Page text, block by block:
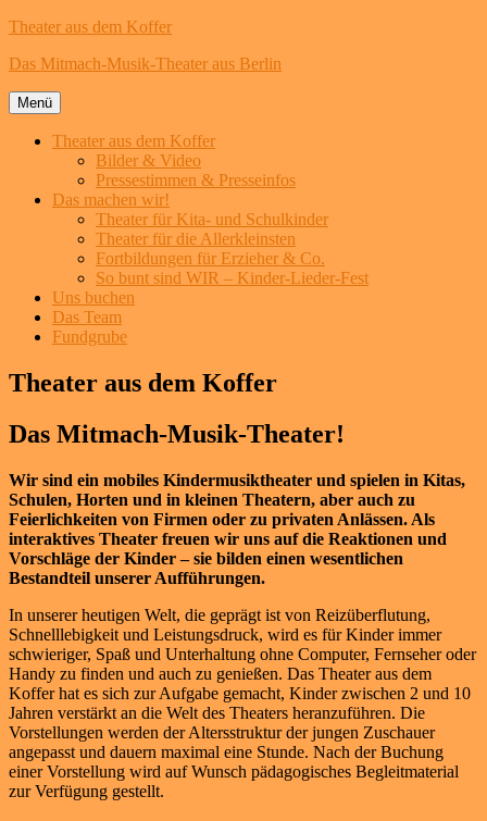
Theater aus dem Koffer
Das Mitmach-Musik-Theater aus Berlin
Menü
Theater aus dem Koffer
Bilder & Video
Pressestimmen & Presseinfos
Das machen wir!
Theater für Kita- und Schulkinder
Theater für die Allerkleinsten
Fortbildungen für Erzieher & Co.
So bunt sind WIR – Kinder-Lieder-Fest
Uns buchen
Das Team
Fundgrube
Zum
Inhalt
Theater aus dem Koffer
Das Mitmach-Musik-Theater!
Wir sind ein mobiles Kindermusiktheater und spielen in Kitas,
Schulen, Horten und in kleinen Theatern, aber auch zu
Feierlichkeiten von Firmen oder zu privaten Anlässen. Als
interaktives Theater freuen wir uns auf die Reaktionen und
Vorschläge der Kinder – sie bilden einen wesentlichen
Bestandteil unserer Aufführungen.
In unserer heutigen Welt, die geprägt ist von Reizüberflutung,
Schnelllebigkeit und Leistungsdruck, wird es für Kinder immer
schwieriger, Spaß und Unterhaltung ohne Computer, Fernseher oder
Handy zu finden und auch zu genießen. Das Theater aus dem
Koffer hat es sich zur Aufgabe gemacht, Kinder zwischen 2 und 10
Jahren verstärkt an die Welt des Theaters heranzuführen. Die
Vorstellungen werden der Altersstruktur der jungen Zuschauer
angepasst und dauern maximal eine Stunde. Nach der Buchung
einer Vorstellung wird auf Wunsch pädagogisches Begleitmaterial
zur Verfügung gestellt.